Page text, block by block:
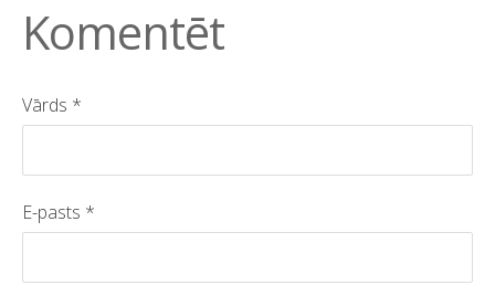
Komentēt
Vārds *
E-pasts *